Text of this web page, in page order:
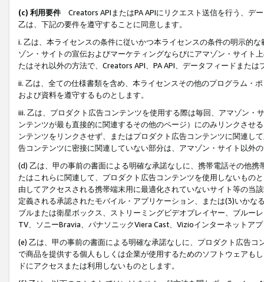
(c) 利用要件 Creators APIまたはPA APIにリクエスト送信を行う、デ
乙は、下記の要件を遵守することに同意します。
i. 乙は、本ライセンスの条件に従いかつ本ライセンスの条件の明示的
ゾン・サイトの宣伝およびマーケティングならびにアマゾン・サイト
たはそれ以外の方法で、Creators API、PA API、データフィードまた
ii. 乙は、全ての仕様書類を含め、本ライセンスその他のプログラム・
および資料を遵守するものとします。
iii. 乙は、プロダクト広告コンテンツを使用する際は毎回、アマゾン
ンテンツが最も直接的に関連するその他のページ）にのみリンクさせ
ンテンツをリンクさせず、またはプロダクト広告コンテンツに関連し
告コンテンツに密接に関連していない部分は、アマゾン・サイト以外
(d) 乙は、甲の事前の書面による明確な承諾なしに、携帯電話その他
たはこれらに関連して、プロダクト広告コンテンツを使用しないもの
由してアクセスされる携帯端末用に最適化されていないサイト等の当
定義される承認されたモバイル・アプリケーション、または(3)いか
ブルまたは衛星ボックス、ストリーミングビデオプレイヤー、ブルー
TV、ソニーBravia、パナソニックViera Cast、Vizioインターネットア
(e) 乙は、甲の事前の書面による明確な承諾なしに、プロダクト広告
で商品を提供する個人もしくは企業が使用するためのソフトウェアも
ドにアクセスまたは利用しないものとします。